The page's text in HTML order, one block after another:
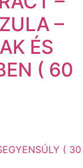
–
ÉS
( 60